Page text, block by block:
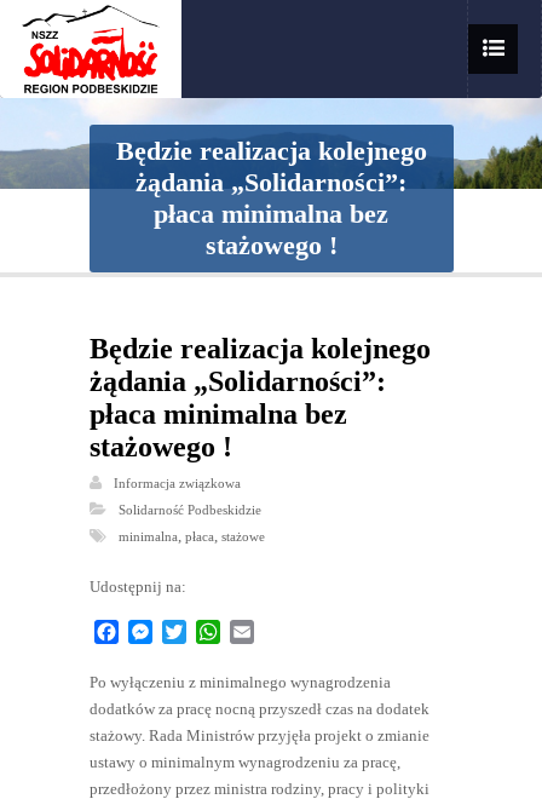
Będzie realizacja kolejnego
żądania „Solidarności”:
płaca minimalna bez
stażowego !
Będzie realizacja kolejnego
żądania „Solidarności”:
płaca minimalna bez
stażowego !
Informacja związkowa
Solidarność Podbeskidzie
minimalna, płaca, stażowe
Udostępnij na:
FacebookMessenger
TwitterWhatsApp
Po wyłączeniu z minimalnego wynagrodzenia
dodatków za pracę nocną przyszedł czas na dodatek
stażowy. Rada Ministrów przyjęła projekt o zmianie
ustawy o minimalnym wynagrodzeniu za pracę,
przedłożony przez ministra rodziny, pracy i polityki